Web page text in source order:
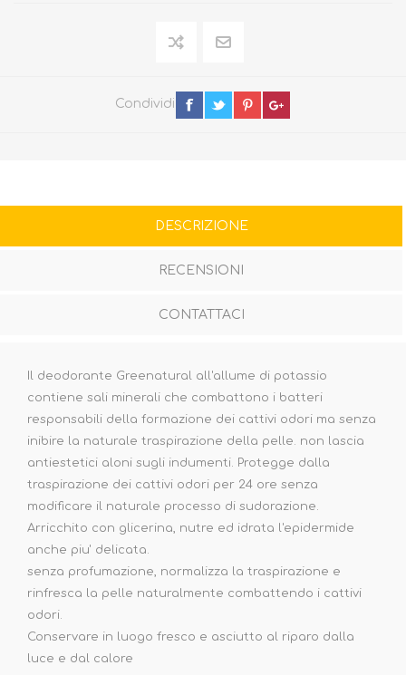
Condividi
DESCRIZIONE
RECENSIONI
CONTATTACI
Il deodorante Greenatural all'allume di potassio
contiene sali minerali che combattono i batteri
responsabili della formazione dei cattivi odori ma senza
inibire la naturale traspirazione della pelle. non lascia
antiestetici aloni sugli indumenti. Protegge dalla
traspirazione dei cattivi odori per 24 ore senza
modificare il naturale processo di sudorazione.
Arricchito con glicerina, nutre ed idrata l'epidermide
anche piu' delicata.
senza profumazione, normalizza la traspirazione e
rinfresca la pelle naturalmente combattendo i cattivi
odori.
Conservare in luogo fresco e asciutto al riparo dalla
luce e dal calore